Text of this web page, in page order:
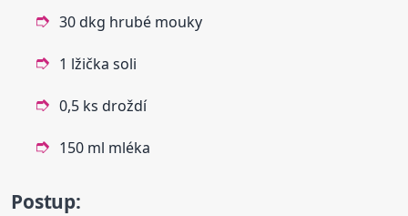
30 dkg hrubé mouky
1 lžička soli
0,5 ks droždí
150 ml mléka
Postup: